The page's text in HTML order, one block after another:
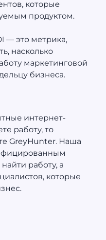
которые
продуктом.
— это метрика,
насколько
маркетинговой
бизнеса.
интернет-
работу, то
GreyHunter. Наша
работу, а
которые